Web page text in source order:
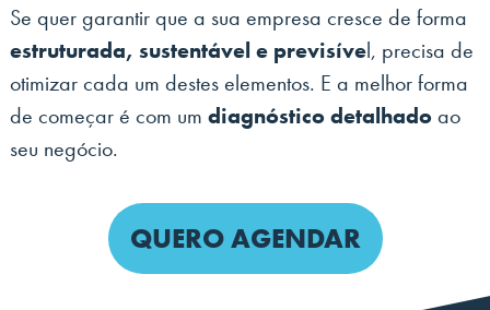
Se quer garantir que a sua empresa cresce de forma
estruturada, sustentável e previsível, precisa de
otimizar cada um destes elementos. E a melhor forma
de começar é com um diagnóstico detalhadoao
seu negócio.
QUERO AGENDAR